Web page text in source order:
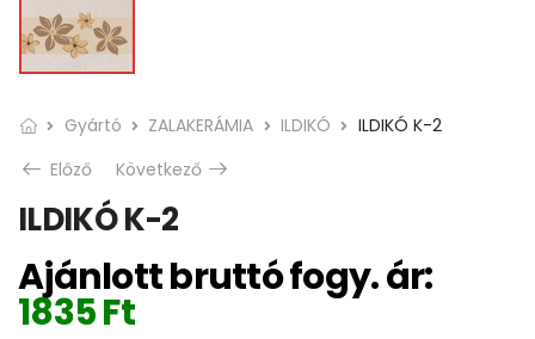
Gyártó ZALAKERÁMIA ILDIKÓ
ILDIKÓ K-2
Előző
Következő
ILDIKÓ K-2
Ajánlott bruttó fogy. ár:
1835Ft